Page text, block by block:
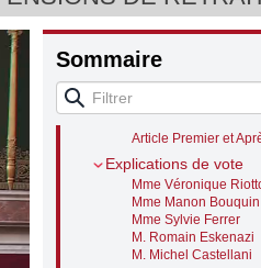
Sommaire
M. Jean-Luc
Mme Anne-Cécile
M. Marcellin Nadeau
Discussion des
Article Premier et
Explications de vote
Mme Véronique
Mme Manon Bouquin
Mme Sylvie Ferrer
M. Romain Eskenazi
M. Michel Castellani